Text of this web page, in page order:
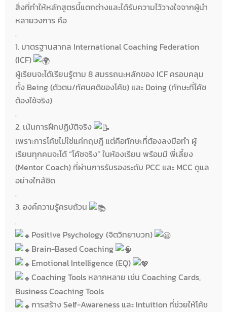
สิ่งที่ทำให้หลักสูตรนี้แตกต่างและได้รับความไว้วางใจจากผู้นำ
หลายวงการ คือ
.
1. มาตรฐานสากล International Coaching Federation
(ICF)
ผู้เรียนจะได้เรียนรู้ตาม 8 สมรรถนะหลักของ ICF ครอบคลุม
ทั้ง Being (ตัวตน/ทัศนคติของโค้ช) และ Doing (ทักษะที่โค้ช
ต้องใช้จริง)
.
2. เน้นการฝึกปฏิบัติจริง
เพราะการโค้ชไม่ใช่แค่ทฤษฎี แต่คือทักษะที่ต้องลงมือทำ ผู้
เรียนทุกคนจะได้ “โค้ชจริง” ในห้องเรียน พร้อมมี พี่เลี้ยง
(Mentor Coach) ที่ผ่านการรับรองระดับ PCC และ MCC ดูแล
อย่างใกล้ชิด
.
3. องค์ความรู้ครบถ้วน
.
Positive Psychology (จิตวิทยาบวก)
Brain-Based Coaching
Emotional Intelligence (EQ)
Coaching Tools หลากหลาย เช่น Coaching Cards,
Business Coaching Tools
การสร้าง Self-Awareness และ Intuition ที่ช่วยให้โค้ช